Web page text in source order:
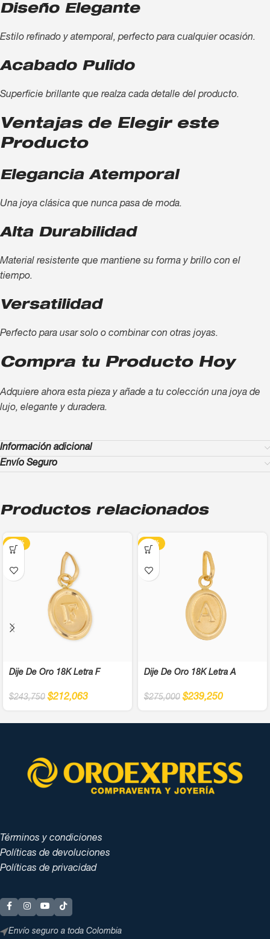
Diseño Elegante
Estilo refinado y atemporal, perfecto para cualquier ocasión.
Acabado Pulido
Superficie brillante que realza cada detalle del producto.
Ventajas de Elegir este
Producto
Elegancia Atemporal
Una joya clásica que nunca pasa de moda.
Alta Durabilidad
Material resistente que mantiene su forma y brillo con el
tiempo.
Versatilidad
Perfecto para usar solo o combinar con otras joyas.
Compra tu Producto Hoy
Adquiere ahora esta pieza y añade a tu colección una joya de
lujo, elegante y duradera.
Información adicional
Envío Seguro
Productos relacionados
-13%
Dije De Oro 18K Letra F
$243,750 $212,063
-13%
Dije De Oro 18K Letra A
$275,000 $239,250
Términos y condiciones
Políticas de devoluciones
Políticas de privacidad
Envío seguro a toda Colombia